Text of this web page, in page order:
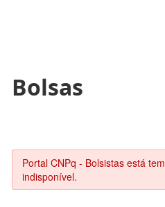
Bolsas
Portal CNPq - Bolsistas está
indisponível.